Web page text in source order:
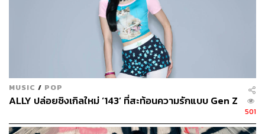
MUSIC / POP
ALLY ปล่อยซิงเกิลใหม่ ‘143’ ที่สะท้อนความรักแบบ Gen Z
501